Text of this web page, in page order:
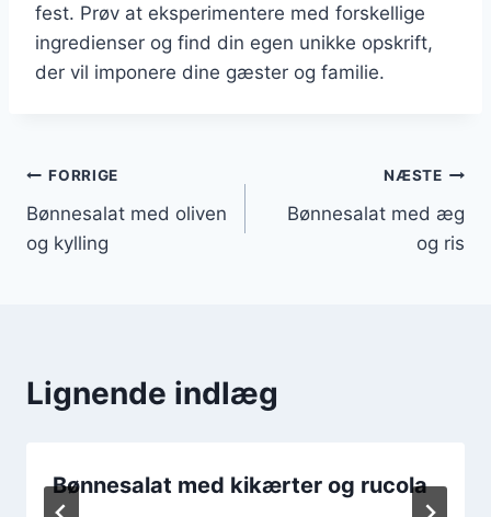
fest. Prøv at eksperimentere med forskellige
ingredienser og find din egen unikke opskrift,
der vil imponere dine gæster og familie.
Indlægsnavigation
FORRIGE
Bønnesalat med oliven
og kylling
NÆSTE
Bønnesalat med æg
og ris
Lignende indlæg
Bønnesalat med kikærter og rucola